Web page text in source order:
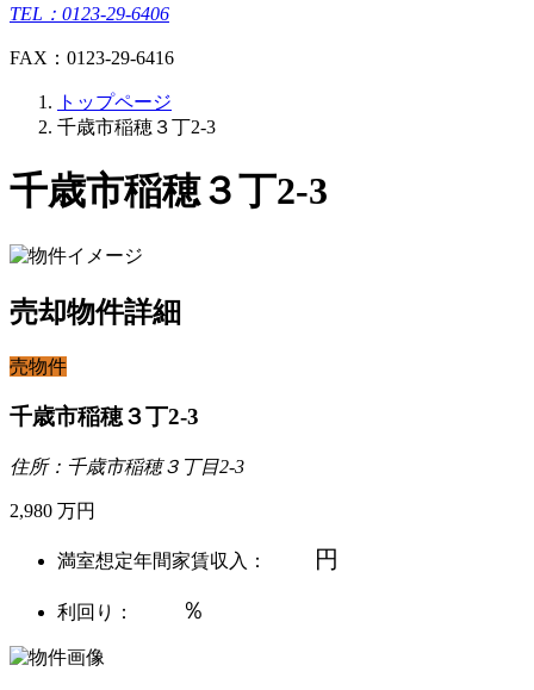
TEL： 0123-29-6406
FAX： 0123-29-6416
トップページ
千歳市稲穂３丁2-3
千歳市稲穂３丁2-3
売却物件詳細
売物件
千歳市稲穂３丁2-3
住所：千歳市稲穂３丁目2-3
2,980 万円
満室想定年間家賃収入： 円
利回り： ％